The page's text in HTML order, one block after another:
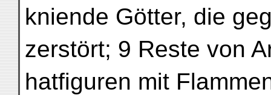
kniende Götter, die
zerstört; 9 Reste von
hatfiguren mit